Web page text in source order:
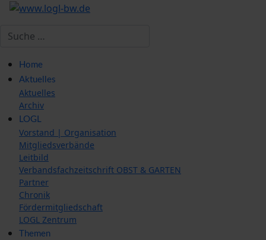
Suchen
Home
Aktuelles
Aktuelles
Archiv
LOGL
Vorstand | Organisation
Mitgliedsverbände
Leitbild
Verbandsfachzeitschrift OBST & GARTEN
Partner
Chronik
Fördermitgliedschaft
LOGL Zentrum
Themen